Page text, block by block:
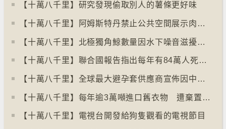
【十萬八千里】研究發現偷取別人的薯條更好味
【十萬八千里】阿姆斯特丹禁止公共空間展示肉類和化石燃料廣告已促進碳中和
【十萬八千里】北極獨角鯨數量因水下噪音滋擾而減少
【十萬八千里】聯合國報告指出每年有84萬人死於工作情況欠佳
【十萬八千里】全球最大避孕套供應商宣佈因中東戰事漲價
【十萬八千里】每年逾3萬噸進口舊衣物 遭棄置於智利北部沙漠
【十萬八千里】電視台開發給狗隻觀看的電視節目